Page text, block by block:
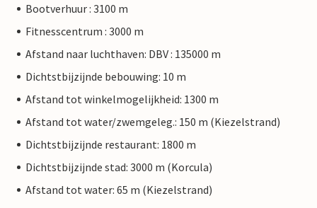
Bootverhuur : 3100 m
Fitnesscentrum : 3000 m
Afstand naar luchthaven: DBV : 135000 m
Dichtstbijzijnde bebouwing: 10 m
Afstand tot winkelmogelijkheid: 1300 m
Afstand tot water/zwemgeleg.: 150 m (Kiezelstrand)
Dichtstbijzijnde restaurant: 1800 m
Dichtstbijzijnde stad: 3000 m (Korcula)
Afstand tot water: 65 m (Kiezelstrand)